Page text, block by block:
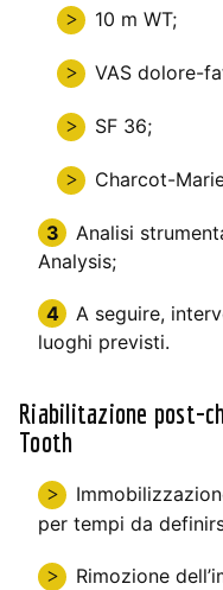
10 m WT;
VAS dolore-
SF 36;
Charcot-
Analisi
Analysis;
A seguire,
luoghi previsti.
Riabilitazione post-
Tooth
per tempi da
Rimozione